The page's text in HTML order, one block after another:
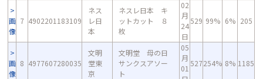
画
像
7 4902201183109
ネス
レ日
本
ネスレ日本 キ
ットカット ８
枚
02
月
24
日
529 99% 6% 205
画
像
8 4977607280035
文明
堂東
京
文明堂 母の日
サンクスアソー
ト
05
月
01
527254% 8% 1185